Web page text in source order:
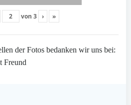
von 3 › »
der Fotos bedanken wir uns bei:
Freund